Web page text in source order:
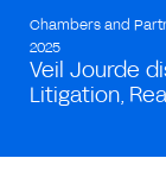
Chambers and
2025
Veil Jourde
Litigation,